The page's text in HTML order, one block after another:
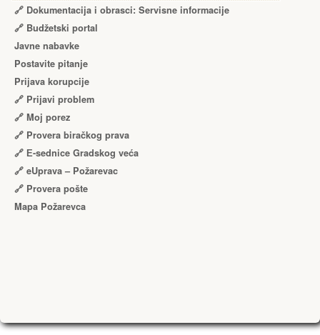
🔗 Dokumentacija i obrasci: Servisne informacije
🔗 Budžetski portal
Javne nabavke
Postavite pitanje
Prijava korupcije
🔗 Prijavi problem
🔗 Moj porez
🔗 Provera biračkog prava
🔗 Е-sednice Gradskog veća
🔗 eUprava – Požarevac
🔗 Provera pošte
Mapa Požarevca